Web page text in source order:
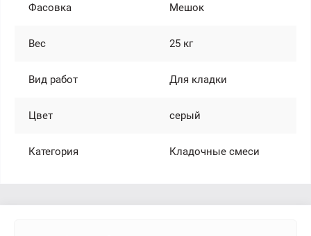
Фасовка Мешок
Вес 25 кг
Вид работ Для кладки
Цвет серый
Категория Кладочные смеси